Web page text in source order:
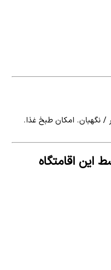
/ نگهبان. امکان طبخ غذا.
این اقامتگاه